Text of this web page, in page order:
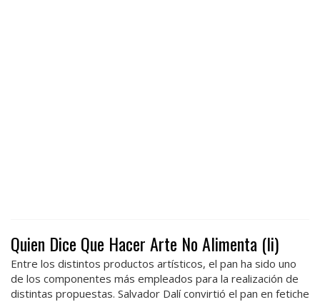
Quien Dice Que Hacer Arte No Alimenta (Ii)
Entre los distintos productos artísticos, el pan ha sido uno
de los componentes más empleados para la realización de
distintas propuestas. Salvador Dalí convirtió el pan en fetiche